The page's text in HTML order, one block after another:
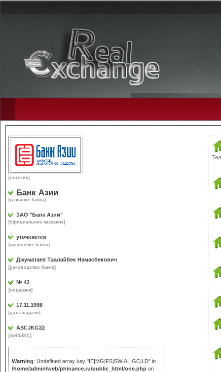
[логотип]
Банк Азии
[название банка]
ЗАО "Банк Азии"
[официальное название]
уточняется
[правление банка]
Джуматаев Таалайбек Намасбекович
[руководство банка]
№ 42
[лицензия]
17.11.1998
[дата выдачи]
ASCJKG22
[swift/BIC]
Warning: Undefined array key "IE|MG|FS|SW|AL|GC|LD" in
/home/admin/web/phinance.ru/public_html/one.php on